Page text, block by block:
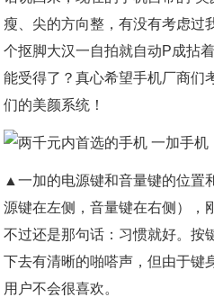
瘦、尖的方向整，有没有考虑过
个抠脚大汉一自拍就自动P成拈
能受得了？真心希望手机厂商们
们的美颜系统！
▲一加的电源键和音量键的位置
源键在左侧，音量键在右侧），
不过还是那句话：习惯就好。按
下去有清晰的啪嗒声，但由于键
用户不会很喜欢。